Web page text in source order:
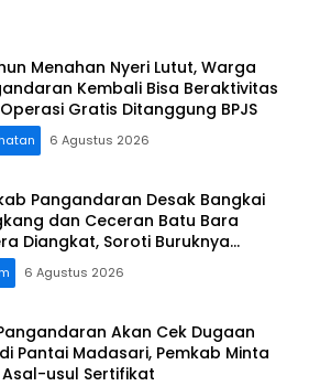
Menahan Nyeri Lutut, Warga
Kembali Bisa Beraktivitas
Gratis Ditanggung BPJS
6 Agustus 2026
Pangandaran Desak Bangkai
dan Ceceran Batu Bara
Diangkat, Soroti Buruknya
Perusahaan
6 Agustus 2026
Akan Cek Dugaan
di Pantai Madasari, Pemkab Minta
Asal-usul Sertifikat